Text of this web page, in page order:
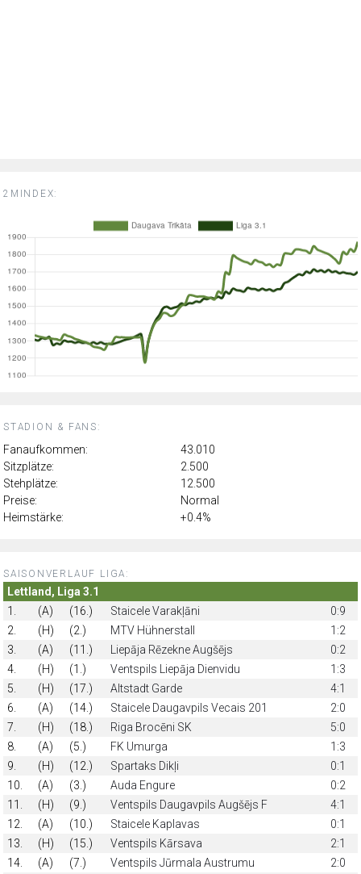
2MINDEX:
STADION & FANS:
Fanaufkommen:
43.010
Sitzplätze:
2.500
Stehplätze:
12.500
Preise:
Normal
Heimstärke:
+0.4%
SAISONVERLAUF LIGA:
Lettland, Liga 3.1
1.
(A) (16.) Staicele Varakļāni
0:9
2.
(H) (2.) MTV Hühnerstall
1:2
3.
(A) (11.) Liepāja Rēzekne Augšējs
0:2
4.
(H) (1.) Ventspils Liepāja Dienvidu
1:3
5.
(H) (17.) AItstadt Garde
4:1
6.
(A) (14.) Staicele Daugavpils Vecais 201
2:0
7.
(H) (18.) Riga Brocēni SK
5:0
8.
(A) (5.) FK Umurga
1:3
9.
(H) (12.) Spartaks Dikļi
0:1
10.
(A) (3.) Auda Engure
0:2
11.
(H) (9.) Ventspils Daugavpils Augšējs F
4:1
12.
(A) (10.) Staicele Kaplavas
0:1
13.
(H) (15.) Ventspils Kārsava
2:1
14.
(A) (7.) Ventspils Jūrmala Austrumu
2:0